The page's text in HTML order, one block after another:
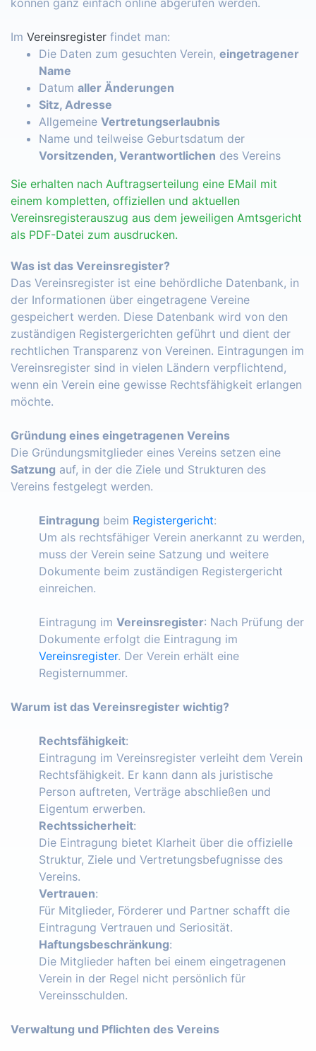
Im Vereinsregister findet man:
Die Daten zum gesuchten Verein, eingetragener
Name
Datum aller Änderungen
Sitz, Adresse
Allgemeine Vertretungserlaubnis
Name und teilweise Geburtsdatum der
Vorsitzenden, Verantwortlichen des Vereins
Sie erhalten nach Auftragserteilung eine EMail mit
einem kompletten, offiziellen und aktuellen
Vereinsregisterauszug aus dem jeweiligen Amtsgericht
als PDF-Datei zum ausdrucken.
Was ist das Vereinsregister?
Das Vereinsregister ist eine behördliche Datenbank, in
der Informationen über eingetragene Vereine
gespeichert werden. Diese Datenbank wird von den
zuständigen Registergerichten geführt und dient der
rechtlichen Transparenz von Vereinen. Eintragungen im
Vereinsregister sind in vielen Ländern verpflichtend,
wenn ein Verein eine gewisse Rechtsfähigkeit erlangen
möchte.
Gründung eines eingetragenen Vereins
Die Gründungsmitglieder eines Vereins setzen eine
Satzung auf, in der die Ziele und Strukturen des
Vereins festgelegt werden.
Eintragung beim Registergericht:
Um als rechtsfähiger Verein anerkannt zu werden,
muss der Verein seine Satzung und weitere
Dokumente beim zuständigen Registergericht
einreichen.
Eintragung im Vereinsregister: Nach Prüfung der
Dokumente erfolgt die Eintragung im
Vereinsregister. Der Verein erhält eine
Registernummer.
Warum ist das Vereinsregister wichtig?
Rechtsfähigkeit:
Eintragung im Vereinsregister verleiht dem Verein
Rechtsfähigkeit. Er kann dann als juristische
Person auftreten, Verträge abschließen und
Eigentum erwerben.
Rechtssicherheit:
Die Eintragung bietet Klarheit über die offizielle
Struktur, Ziele und Vertretungsbefugnisse des
Vereins.
Vertrauen:
Für Mitglieder, Förderer und Partner schafft die
Eintragung Vertrauen und Seriosität.
Haftungsbeschränkung:
Die Mitglieder haften bei einem eingetragenen
Verein in der Regel nicht persönlich für
Vereinsschulden.
Verwaltung und Pflichten des Vereins